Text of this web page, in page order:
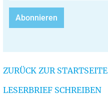
ZURÜCK ZUR STARTSEITE
LESERBRIEF SCHREIBEN